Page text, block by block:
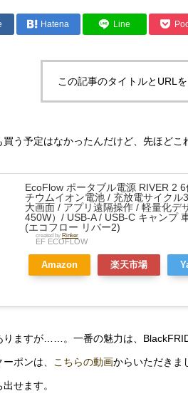
Hatena Line
この記事のタイトルとURL
う予定はなかったんだけど、先ほどこ
EcoFlow ポータブル電源 RIVER 2
チウムイオン電池 / 充放電サイク
大画面 / アプリ遠隔操作 / 軽量化デ
450W）/ USB-A / USB-C キャンプ
(エコフロー リバー2)
created by Rinker
EF ECOFLOW
Amazon 楽天市場
りますが……。一番の魅力は、
ポンは、 こちらの動画からいただきま
せます。